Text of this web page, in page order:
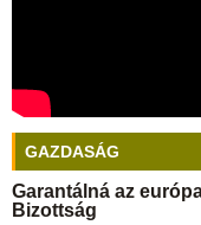
GAZDASÁG
Garantálná az
Bizottság